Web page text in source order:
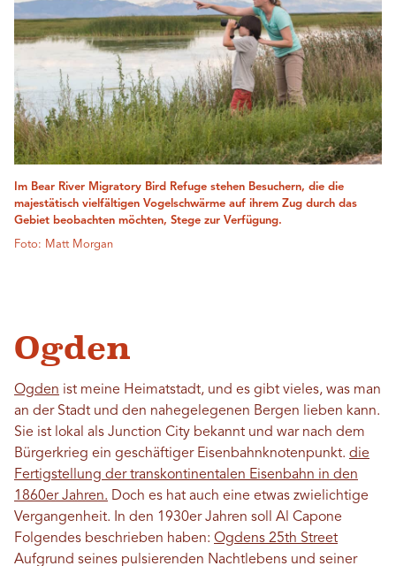
Im Bear River Migratory Bird Refuge stehen Besuchern, die die
majestätisch vielfältigen Vogelschwärme auf ihrem Zug durch das
Gebiet beobachten möchten, Stege zur Verfügung.
Foto: Matt Morgan
Ogden
Ogden ist meine Heimatstadt, und es gibt vieles, was man
an der Stadt und den nahegelegenen Bergen lieben kann.
Sie ist lokal als Junction City bekannt und war nach dem
Bürgerkrieg ein geschäftiger Eisenbahnknotenpunkt. die
Fertigstellung der transkontinentalen Eisenbahn in den
1860er Jahren. Doch es hat auch eine etwas zwielichtige
Vergangenheit. In den 1930er Jahren soll Al Capone
Folgendes beschrieben haben: Ogdens 25th Street
Aufgrund seines pulsierenden Nachtlebens und seiner